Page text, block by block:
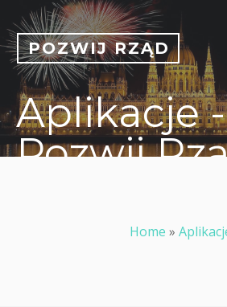
POZWIJ RZĄD
Aplikacje -
Pozwij
Home »